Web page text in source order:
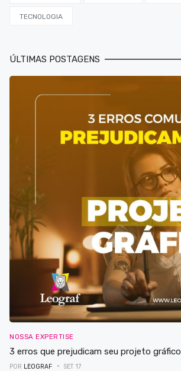
TECNOLOGIA
ÚLTIMAS POSTAGENS
NOSSA EXPERTISE
3 erros que prejudicam seu projeto gráfico
POR LEOGRAF SET 17